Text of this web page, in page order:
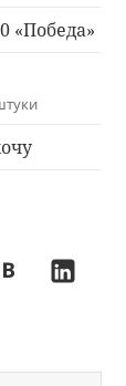
«Победа»
ВКонтакте
LinkedIn